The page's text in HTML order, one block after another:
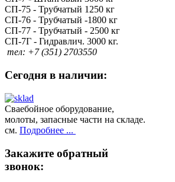
СП-75 - Трубчатый 1250 кг
СП-76 - Трубчатый -1800 кг
СП-77 - Трубчатый - 2500 кг
СП-7Г - Гидравлич. 3000 кг.
тел: +7 (351) 2703550
Сегодня в наличии:
Сваебойное оборудование,
молоты, запасные части на складе.
см. Подробнее ...
Закажите обратный
звонок: